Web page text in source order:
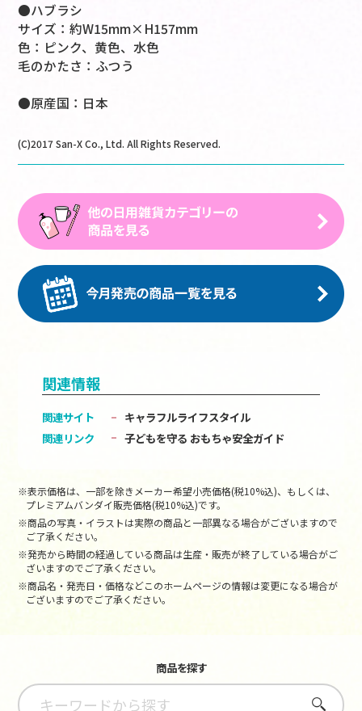
●ハブラシ
サイズ：約W15mm×H157mm
色：ピンク、黄色、水色
毛のかたさ：ふつう
●原産国：日本
(C)2017 San-X Co., Ltd. All Rights Reserved.
関連情報
関連サイト
キャラフルライフスタイル
関連リンク
子どもを守る おもちゃ安全ガイド
※表示価格は、一部を除きメーカー希望小売価格(税10%込)、もしくは、
プレミアムバンダイ販売価格(税10%込)です。
※商品の写真・イラストは実際の商品と一部異なる場合がございますので
ご了承ください。
※発売から時間の経過している商品は生産・販売が終了している場合がご
ざいますのでご了承ください。
※商品名・発売日・価格などこのホームページの情報は変更になる場合が
ございますのでご了承ください。
商品を探す
さがす